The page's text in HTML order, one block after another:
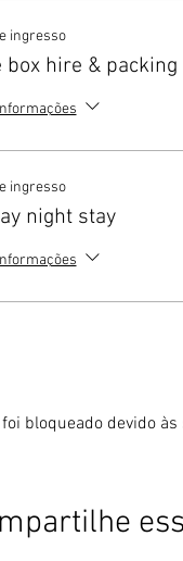
ingresso
box hire &
ingresso
night stay
foi bloqueado devido